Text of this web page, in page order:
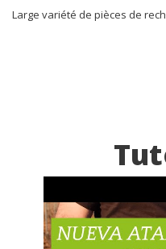
Large variété de pièces de